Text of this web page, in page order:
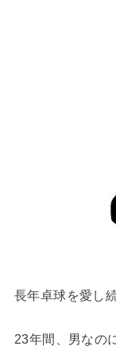
長年卓球を愛し
23年間、男なの